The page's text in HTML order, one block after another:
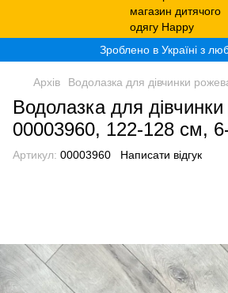
Зроблено в Україні з
Архів Водолазка для дівчинки
Водолазка для
00003960, 122-128 см,
Артикул: 00003960 Написати відгук